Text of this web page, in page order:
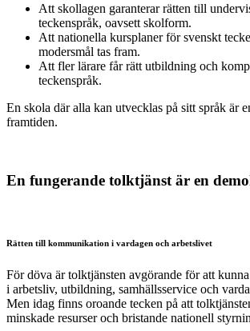
Att skollagen garanterar rätten till
teckenspråk, oavsett skolform.
Att nationella kursplaner för svenskt
modersmål tas fram.
Att fler lärare får rätt utbildning och
teckenspråk.
En skola där alla kan utvecklas på sitt språk är
framtiden.
En fungerande tolktjänst är en
Rätten till kommunikation i vardagen och arbetslivet
För döva är tolktjänsten avgörande för att
i arbetsliv, utbildning, samhällsservice och
Men idag finns oroande tecken på att
minskade resurser och bristande nationell